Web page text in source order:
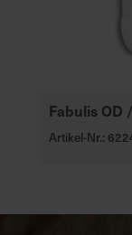
Fabulis OD
Artikel-Nr.: